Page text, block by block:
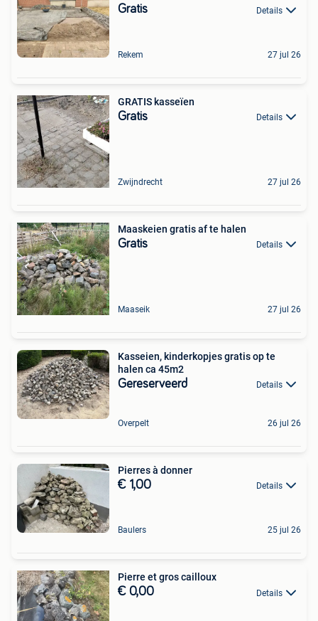
Gratis Details
Rekem 27 jul 26
GRATIS kasseïen
Gratis Details
Zwijndrecht 27 jul 26
Maaskeien gratis af te halen
Gratis Details
Maaseik 27 jul 26
Kasseien, kinderkopjes gratis op te
halen ca 45m2
Gereserveerd Details
Overpelt 26 jul 26
Pierres à donner
€ 1,00 Details
Baulers 25 jul 26
Pierre et gros cailloux
€ 0,00 Details